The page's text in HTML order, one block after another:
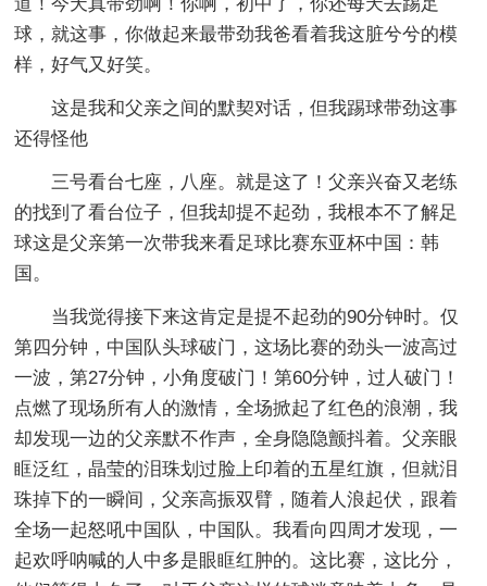
球，就这事，你做起来最带劲我爸看着我这脏兮兮的模
样，好气又好笑。
这是我和父亲之间的默契对话，但我踢球带劲这事
还得怪他
三号看台七座，八座。就是这了！父亲兴奋又老练
的找到了看台位子，但我却提不起劲，我根本不了解足
球这是父亲第一次带我来看足球比赛东亚杯中国：韩
国。
当我觉得接下来这肯定是提不起劲的90分钟时。仅
第四分钟，中国队头球破门，这场比赛的劲头一波高过
一波，第27分钟，小角度破门！第60分钟，过人破门！
点燃了现场所有人的激情，全场掀起了红色的浪潮，我
却发现一边的父亲默不作声，全身隐隐颤抖着。父亲眼
眶泛红，晶莹的泪珠划过脸上印着的五星红旗，但就泪
珠掉下的一瞬间，父亲高振双臂，随着人浪起伏，跟着
全场一起怒吼中国队，中国队。我看向四周才发现，一
起欢呼呐喊的人中多是眼眶红肿的。这比赛，这比分，